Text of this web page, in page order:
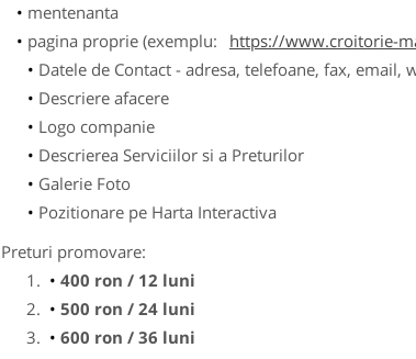
mentenanta
pagina proprie (exemplu:
https://www.croitorie-
Datele de Contact - adresa, telefoane, fax, email,
Descriere afacere
Logo companie
Descrierea Serviciilor si a Preturilor
Galerie Foto
Pozitionare pe Harta Interactiva
Preturi promovare:
400 ron / 12 luni
500 ron / 24 luni
600 ron / 36 luni